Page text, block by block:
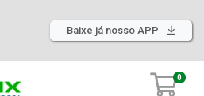
Baixe já nosso APP
0